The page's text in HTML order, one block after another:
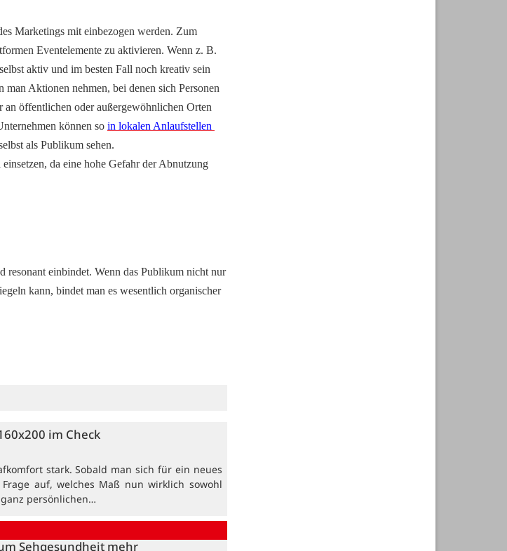
Marketings mit einbezogen werden. Zum
Eventelemente zu aktivieren. Wenn z. B.
aktiv und im besten Fall noch kreativ sein
Aktionen nehmen, bei denen sich Personen
öffentlichen oder außergewöhnlichen Orten
können so in lokalen Anlaufstellen
als Publikum sehen.
da eine hohe Gefahr der Abnutzung
resonant einbindet. Wenn das Publikum nicht nur
kann, bindet man es wesentlich organischer
im Check
stark. Sobald man sich für ein neues
auf, welches Maß nun wirklich sowohl
persönlichen…
Sehgesundheit mehr